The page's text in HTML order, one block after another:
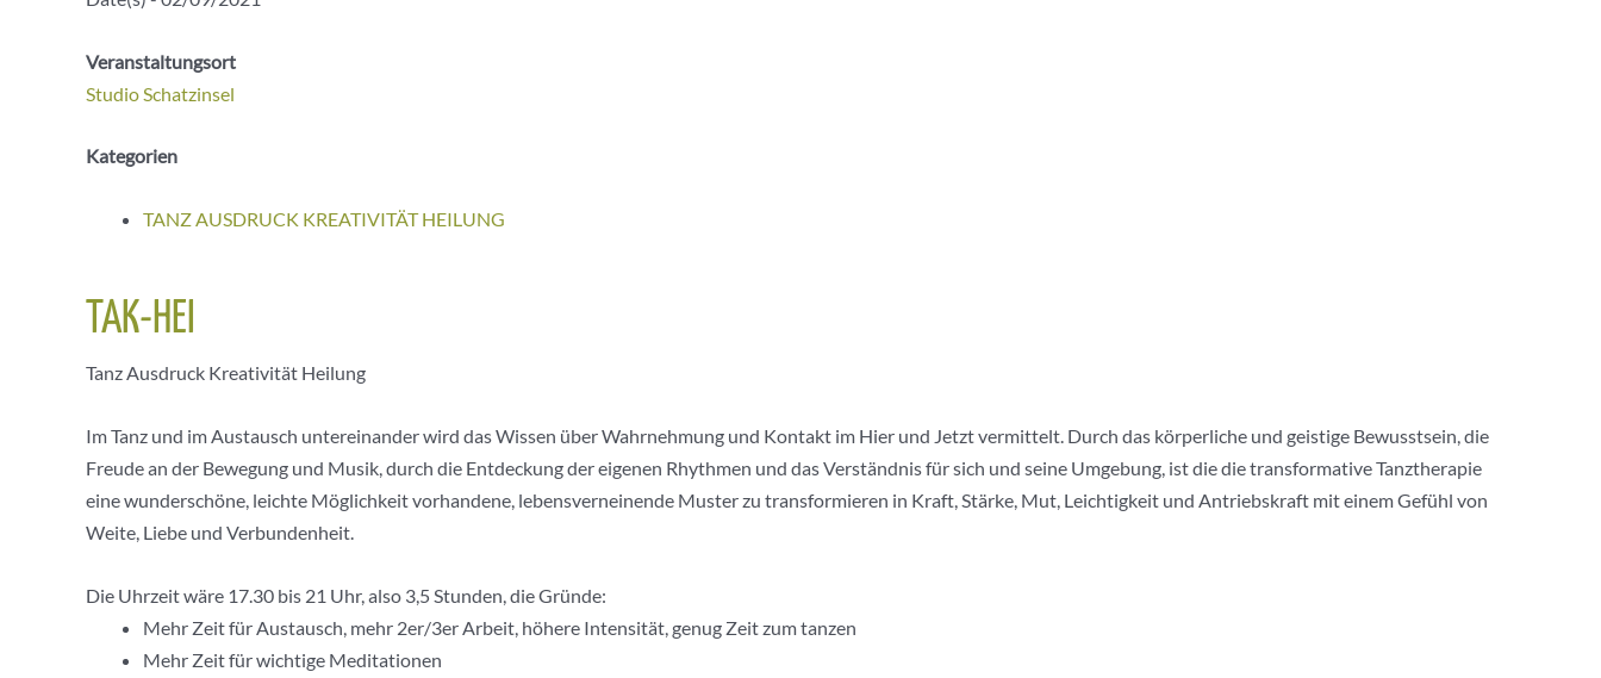
Veranstaltungsort
Studio Schatzinsel
Kategorien
TANZ AUSDRUCK KREATIVITÄT HEILUNG
TAK-HEI
Tanz Ausdruck Kreativität Heilung
Im Tanz und im Austausch untereinander wird das Wissen über Wahrnehmung und Kontakt im Hier und Jetzt vermittelt. Durch das körperliche und geistige Bewusstsein, die
Freude an der Bewegung und Musik, durch die Entdeckung der eigenen Rhythmen und das Verständnis für sich und seine Umgebung, ist die die transformative Tanztherapie
eine wunderschöne, leichte Möglichkeit vorhandene, lebensverneinende Muster zu transformieren in Kraft, Stärke, Mut, Leichtigkeit und Antriebskraft mit einem Gefühl von
Weite, Liebe und Verbundenheit.
Die Uhrzeit wäre 17.30 bis 21 Uhr, also 3,5 Stunden, die Gründe:
Mehr Zeit für Austausch, mehr 2er/3er Arbeit, höhere Intensität, genug Zeit zum tanzen
Mehr Zeit für wichtige Meditationen